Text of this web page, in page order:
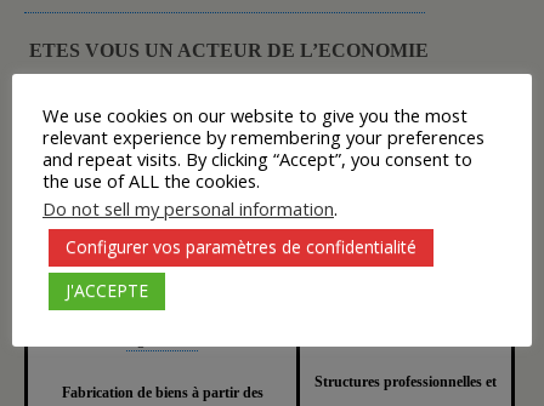
ETES VOUS UN ACTEUR DE L’ECONOMIE
Si vous souhaitez, décrire votre expérience et apparaître sur la
carte : Cliquer ci dessous
POLES D’ACTIVITES
Fabrication de biens à partir des
ACTEURS
Structures professionnelles et
We use cookies on our website to give you the most
relevant experience by remembering your preferences
and repeat visits. By clicking “Accept”, you consent to
the use of ALL the cookies.
Do not sell my personal information.
Configurer vos paramètres de confidentialité
J'ACCEPTE